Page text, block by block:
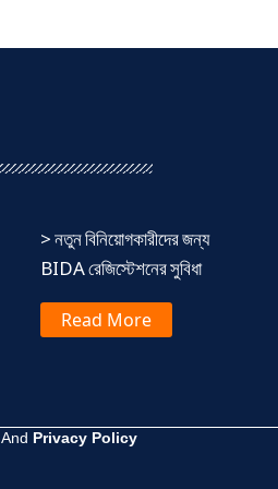
> নতুন বিনিয়োগকারীদের জন্য
BIDA রেজিস্টেশনের সুবিধা
Read More
And Privacy Policy